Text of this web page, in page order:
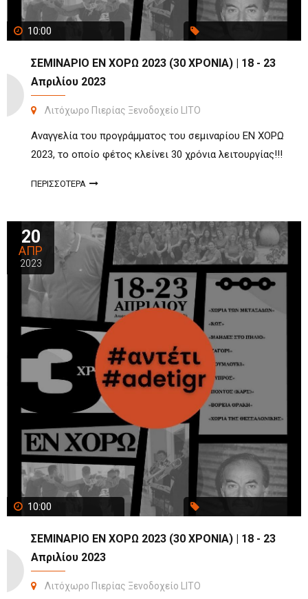
10:00
ΣΕΜΙΝΑΡΙΟ ΕΝ ΧΟΡΩ 2023 (30 ΧΡΟΝΙΑ) | 18 - 23
Απριλίου 2023
Λιτόχωρο Πιερίας Ξενοδοχείο LITO
Αναγγελία του προγράμματος του σεμιναρίου ΕΝ ΧΟΡΩ
2023, το οποίο φέτος κλείνει 30 χρόνια λειτουργίας!!!
ΠΕΡΙΣΣΟΤΕΡΑ
20
ΑΠΡ
2023
10:00
ΣΕΜΙΝΑΡΙΟ ΕΝ ΧΟΡΩ 2023 (30 ΧΡΟΝΙΑ) | 18 - 23
Απριλίου 2023
Λιτόχωρο Πιερίας Ξενοδοχείο LITO